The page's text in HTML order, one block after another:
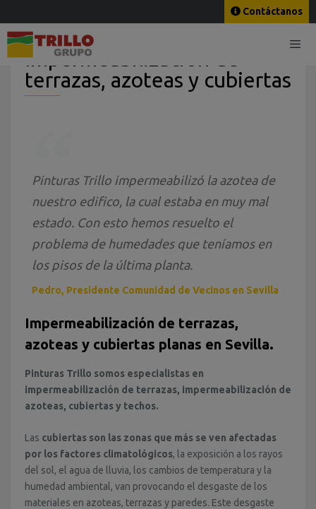
Contáctanos
Impermeabilización de
terrazas, azoteas y cubiertas
Pinturas Trillo impermeabilizó la azotea de
nuestro edifico, la cual estaba en muy mal
estado. Con esto hemos resuelto el
problema de humedades que teníamos en
los pisos de la última planta.
Pedro, Presidente Comunidad de Vecinos en Sevilla
Impermeabilización de terrazas,
azoteas y cubiertas planas en Sevilla.
Pinturas Trillo somos especialistas en
impermeabilización de terrazas, impermeabilización de
azoteas, cubiertas y techos.
Las cubiertas son las zonas que más se ven afectadas
por los factores climatológicos, la exposición a los rayos
del sol, el agua de lluvia, los cambios de temperatura y la
humedad ambiental, van provocando el desgaste de los
materiales en azoteas, terrazas y paredes. Este desgaste